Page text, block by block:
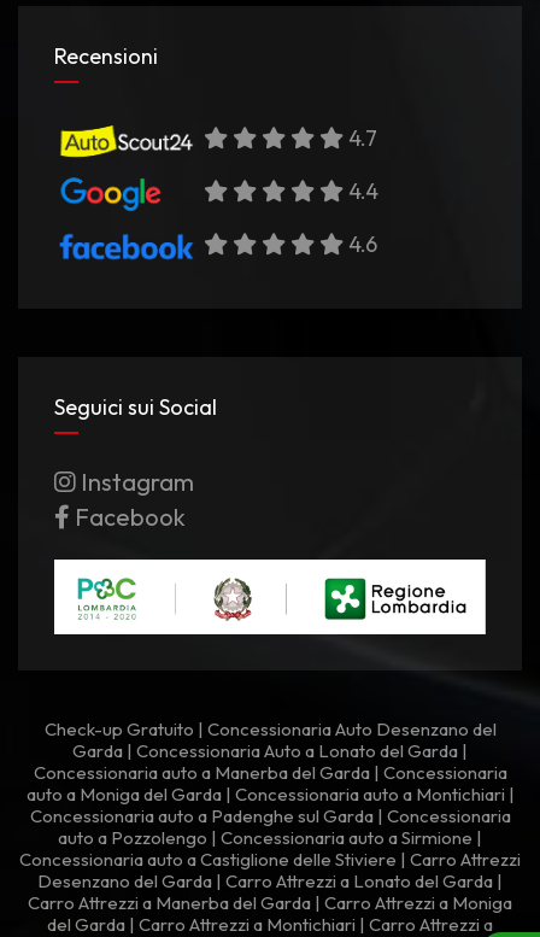
Recensioni
4.7
4.4
4.6
Seguici sui Social
Instagram
Facebook
Check-up Gratuito | Concessionaria Auto Desenzano del
Garda | Concessionaria Auto a Lonato del Garda |
Concessionaria auto a Manerba del Garda| Concessionaria
auto a Moniga del Garda| Concessionaria auto a Montichiari |
Concessionaria auto a Padenghe sul Garda| Concessionaria
auto a Pozzolengo | Concessionaria auto a Sirmione |
Concessionaria auto a Castiglione delle Stiviere | Carro Attrezzi
Desenzano del Garda | Carro Attrezzi a Lonato del Garda |
Carro Attrezzi a Manerba del Garda | Carro Attrezzi a Moniga
del Garda | Carro Attrezzi a Montichiari | Carro Attrezzi a